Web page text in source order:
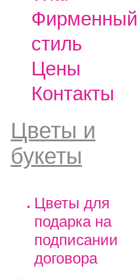
Фирменный
стиль
Цены
Контакты
Цветы и
букеты
Цветы для
подарка на
подписании
договора